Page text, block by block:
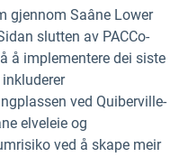
gjennom Saâne Lower
slutten av PACCo-
å implementere dei siste
ved Quiberville-
elveleie og
ved å skape meir